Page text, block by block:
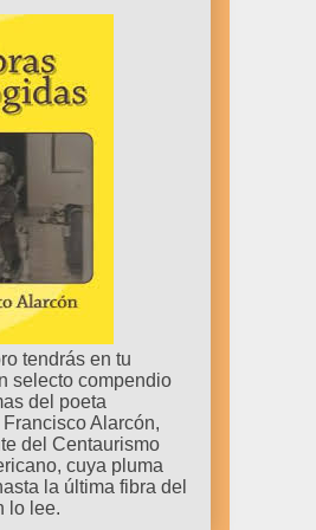
tendrás en tu
selecto compendio
del poeta
Alarcón,
del Centaurismo
cuya pluma
la última fibra del
lo lee.